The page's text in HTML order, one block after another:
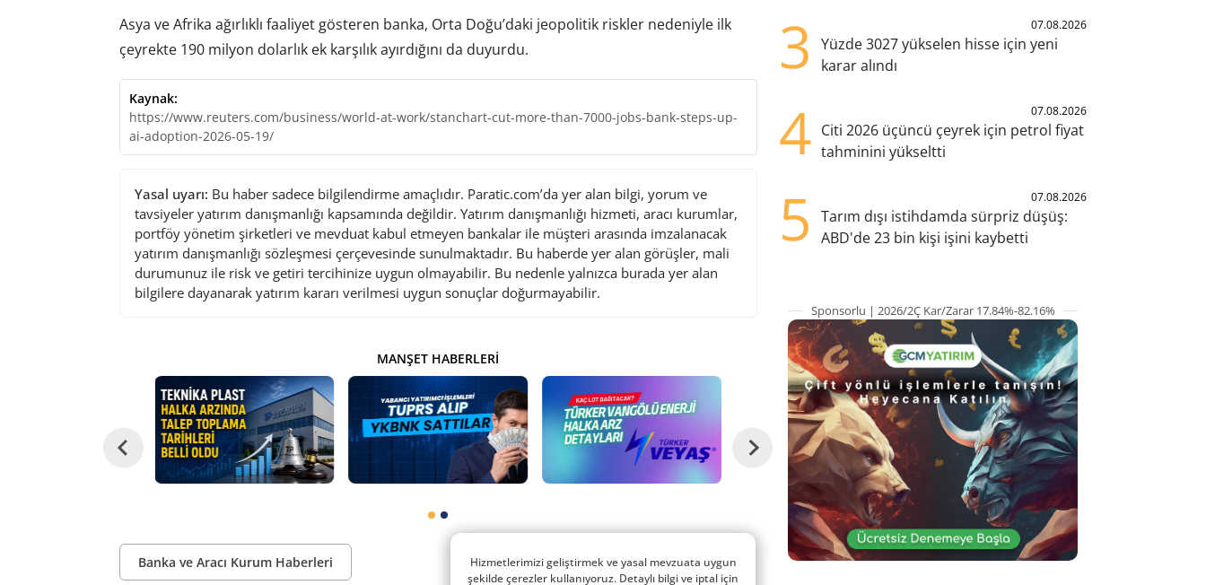
Asya ve Afrika ağırlıklı faaliyet gösteren banka, Orta Doğu’daki jeopolitik riskler nedeniyle ilk
çeyrekte 190 milyon dolarlık ek karşılık ayırdığını da duyurdu.
Kaynak:
https://www.reuters.com/business/world-at-work/stanchart-cut-more-than-7000-jobs-bank-steps-up-
ai-adoption-2026-05-19/
Yasal uyarı: Bu haber sadece bilgilendirme amaçlıdır. Paratic.com’da yer alan bilgi, yorum ve
tavsiyeler yatırım danışmanlığı kapsamında değildir. Yatırım danışmanlığı hizmeti, aracı kurumlar,
portföy yönetim şirketleri ve mevduat kabul etmeyen bankalar ile müşteri arasında imzalanacak
yatırım danışmanlığı sözleşmesi çerçevesinde sunulmaktadır. Bu haberde yer alan görüşler, mali
durumunuz ile risk ve getiri tercihinize uygun olmayabilir. Bu nedenle yalnızca burada yer alan
bilgilere dayanarak yatırım kararı verilmesi uygun sonuçlar doğurmayabilir.
MANŞET HABERLERI
Banka ve Aracı Kurum Haberleri
3 07.08.2026
Yüzde 3027 yükselen hisse için yeni
karar alındı
4 07.08.2026
Citi 2026 üçüncü çeyrek için petrol fiyat
tahminini yükseltti
5 07.08.2026
Tarım dışı istihdamda sürpriz düşüş:
ABD'de 23 bin kişi işini kaybetti
Sponsorlu | 2026/2Ç Kar/Zarar 17.84%-82.16%
Hizmetlerimizi geliştirmek ve yasal mevzuata uygun
şekilde çerezler kullanıyoruz. Detaylı bilgi ve iptal için